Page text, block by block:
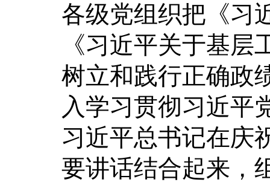
各级党组织把《习
《习近平关于基
树立和践行正确政
入学习贯彻习近平
习近平总书记在庆
要讲话结合起来，